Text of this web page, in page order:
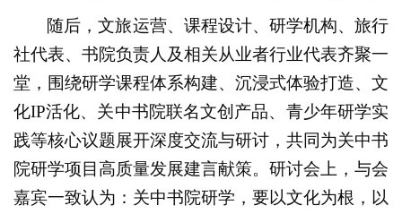
随后，文旅运营、课程设计、研学机构、旅行
社代表、书院负责人及相关从业者行业代表齐聚一
堂，围绕研学课程体系构建、沉浸式体验打造、文
化IP活化、关中书院联名文创产品、青少年研学实
践等核心议题展开深度交流与研讨，共同为关中书
院研学项目高质量发展建言献策。研讨会上，与会
嘉宾一致认为：关中书院研学，要以文化为根，以